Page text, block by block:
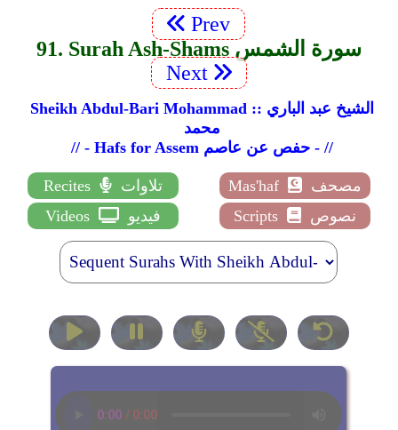
Prev
91. Surah Ash-Shams سورة الشمس
Next
Sheikh Abdul-Bari Mohammad :: الشيخ عبد الباري
محمد
// - Hafs for Assem حفص عن عاصم - //
Recites تلاوات Mas'haf
مصحف
Videos
فيديو Scripts نصوص